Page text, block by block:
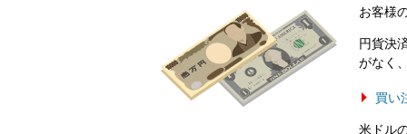
お客様
円貨決
がなく
買い
米ドル